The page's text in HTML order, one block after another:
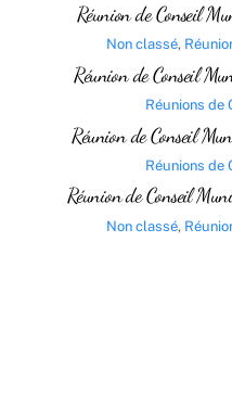
Réunion de Conseil
Non classé,
Réunion de Conseil
Réunions de
Réunion de Conseil
Réunions de
Réunion de Conseil
Non classé,